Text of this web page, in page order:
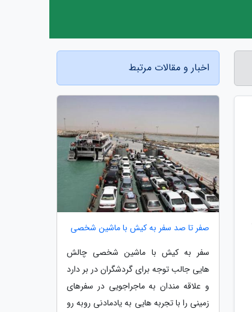
اخبار و مقالات مرتبط
صفر تا صد سفر به کیش با ماشین شخصی
سفر به کیش با ماشین شخصی چالش
هایی جالب توجه برای گردشگران در بر دارد
و علاقه مندان به ماجراجویی در سفرهای
زمینی را با تجربه هایی به یادمادنی روبه رو